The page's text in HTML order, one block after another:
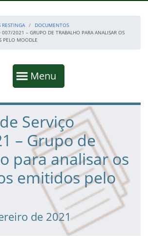
RESTINGA
DOCUMENTOS
007/2021 – GRUPO DE TRABALHO PARA ANALISAR OS
PELO MOODLE
Mostrar
Menu
Serviço
– Grupo de
para analisar os
emitidos pelo
de 2021